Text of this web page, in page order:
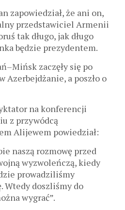
zapowiedział, że ani on,
przedstawiciel Armenii
tak długo, jak długo
będzie prezydentem.
zaczęły się po
Azerbejdżanie, a poszło o
na konferencji
z przywódcą
Alijewem powiedział:
naszą rozmowę przed
wyzwoleńczą, kiedy
prowadziliśmy
Wtedy doszliśmy do
wygrać”.